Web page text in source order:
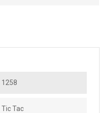
1258
Tic Tac